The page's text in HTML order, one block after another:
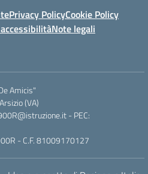
Privacy PolicyCookie Policy
Note legali
Amicis"
(VA)
- PEC:
- C.F. 81009170127